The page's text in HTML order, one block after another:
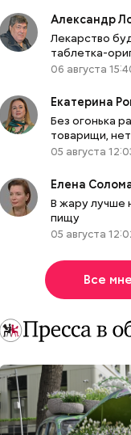
Александр
Лекарство
таблетка-
06 августа
Екатерина
Без огонька
товарищи,
05 августа
Елена
В жару лучше
пищу
05 августа
Все